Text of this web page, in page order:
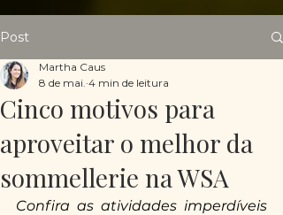
Post
Cinco motivos para
aproveitar o melhor da
sommellerie na WSA
Martha Caus
8 de mai. 4 min de leitura
Confira as atividades imperdíveis